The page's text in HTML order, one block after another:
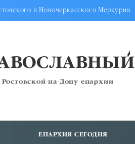
и Новочеркасского Меркурия
на-Дону епархии
ЕПАРХИЯ СЕГОДНЯ